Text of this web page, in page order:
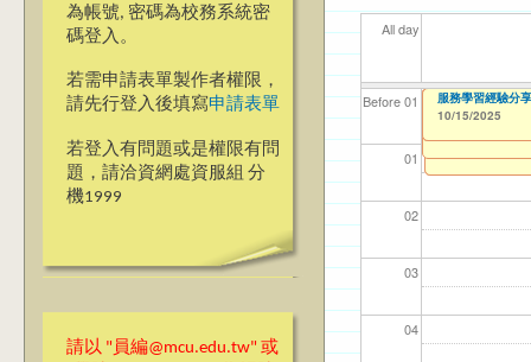
為帳號, 密碼為校務系統密
碼登入。
若需申請表單製作者權限，
請先行登入後填寫申請表單
若登入有問題或是權限有問
題，請洽資網處資服組 分
機1999
請以 "員編@mcu.edu.tw" 或
All day
Before 01
01
02
03
04
【資網處】
整合系統～表單
【財務處】工讀
11/12/2021
【財務處】漏打
錄
114學年度前程
表(服務學習教師
114學年度前程
回饋表(服務學習
114
【學
114
商品
教務
114
【財
高中
【教學暨學習資
Learning
【教學暨學習資
達或溝通技巧」
【CDC-台北&桃
10/15/2025
Ming Chuan
10/15/2025
【CDC-台北&桃
10/15/2025
銘傳大學永續發
10/15/2025
【國教處僑陸事
10/15/2025
服務學習經驗分
10/15/2025